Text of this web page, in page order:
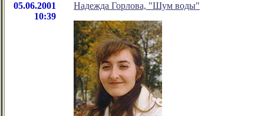
05.06.2001
10:39
Надежда Горлова, "Шум воды"